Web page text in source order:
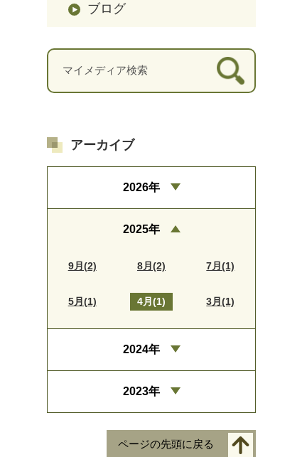
ブログ
アーカイブ
2026年
2025年
9月(2) 8月(2) 7月(1)
5月(1) 4月(1) 3月(1)
2024年
2023年
ページの先頭に戻る